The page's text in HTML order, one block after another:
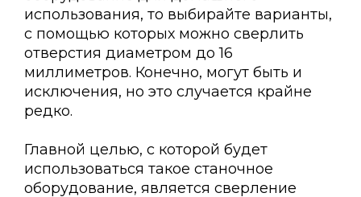
использования, то выбирайте варианты,
с помощью которых можно сверлить
отверстия диаметром до 16
миллиметров. Конечно, могут быть и
исключения, но это случается крайне
редко.
Главной целью, с которой будет
использоваться такое станочное
оборудование, является сверление